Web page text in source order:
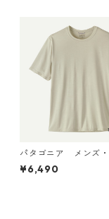
パタゴニア メンズ
リーン・クール・デイ
シャツ (カラー
¥6,490